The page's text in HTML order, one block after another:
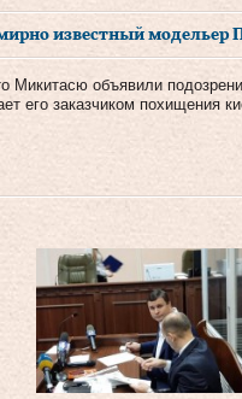
известный модельер
Микитасю объявили
его заказчиком похищения